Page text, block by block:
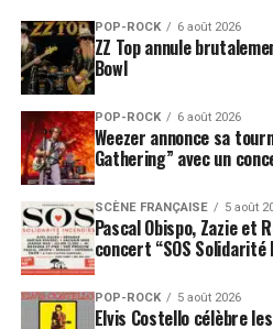
POP-ROCK 6 août 2026
ZZ Top annule
Bowl
POP-ROCK 6 août 2026
Weezer annonce sa
Gathering” avec un
SCÈNE FRANÇAISE 5 août
Pascal Obispo, Zazie et
concert “SOS Solidarité
POP-ROCK 5 août 2026
Elvis Costello célèbre